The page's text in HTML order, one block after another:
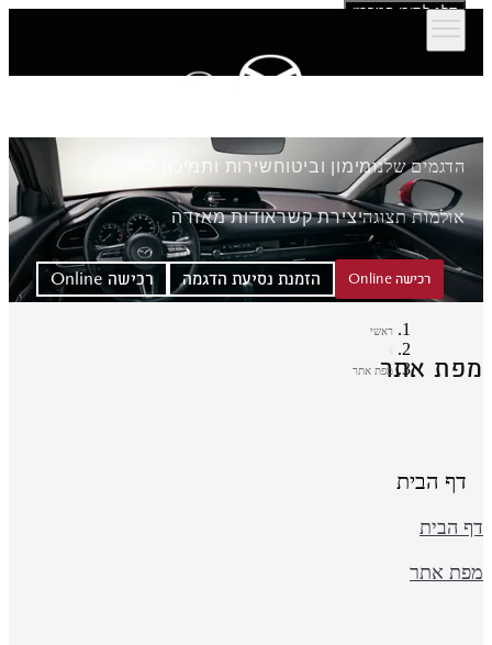
דלג לתוכן המרכזי
הדגמים שלנומימון וביטוחשירות ותמיכה לרכב
אולמות תצוגהיצירת קשראודות מאזדה
רכישה Online הזמנת נסיעת הדגמה רכישה Online
ראשי
מפת אתראתר
דף הבית
הבית
אתר